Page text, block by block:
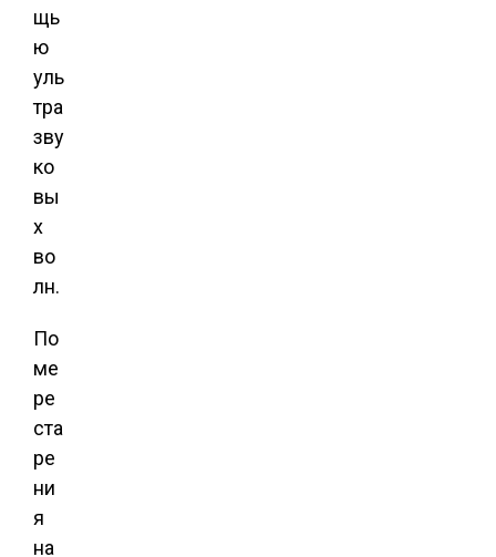
щь
ю
уль
тра
зву
ко
вы
х
во
лн.
По
ме
ре
ста
ре
ни
я
на